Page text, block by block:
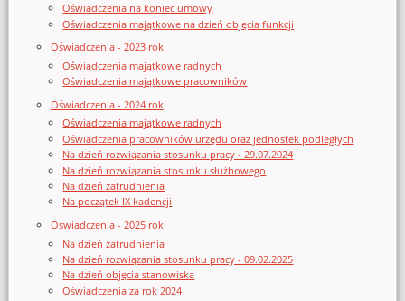
Oświadczenia na koniec umowy
Oświadczenia majątkowe na dzień objęcia funkcji
Oświadczenia - 2023 rok
Oświadczenia majątkowe radnych
Oświadczenia majątkowe pracowników
Oświadczenia - 2024 rok
Oświadczenia majątkowe radnych
Oświadczenia pracowników urzędu oraz jednostek podległych
Na dzień rozwiązania stosunku pracy - 29.07.2024
Na dzień rozwiązania stosunku służbowego
Na dzień zatrudnienia
Na początek IX kadencji
Oświadczenia - 2025 rok
Na dzień zatrudnienia
Na dzień rozwiązania stosunku pracy - 09.02.2025
Na dzień objęcia stanowiska
Oświadczenia za rok 2024